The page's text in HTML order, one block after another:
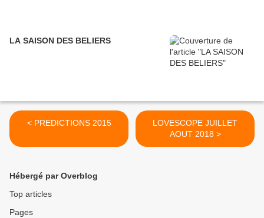
LA SAISON DES BELIERS
< PREDICTIONS 2015
LOVESCOPE JUILLET
AOUT 2018 >
Hébergé par Overblog
Top articles
Pages